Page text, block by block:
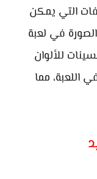
التي يمكن
في لعبة
للألوان
اللعبة، مما